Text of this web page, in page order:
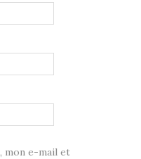
mon e-mail et